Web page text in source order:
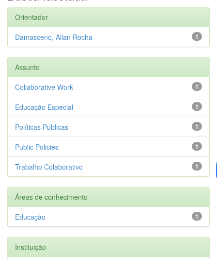
Orientador
1
Damasceno, Allan Rocha
Assunto
1
Collaborative Work
1
Educação Especial
1
Políticas Públicas
1
Public Policies
1
Trabalho Colaborativo
Áreas de conhecimento
1
Educação
Instituição